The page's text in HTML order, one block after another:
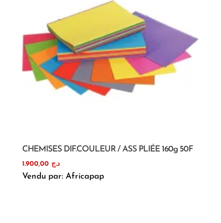
CHEMISES DIF.COULEUR / ASS PLIÉE 160g 50F
د.ج 1.900,00
Vendu par: Africapap